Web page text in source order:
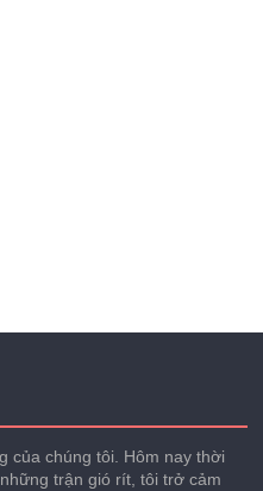
của chúng tôi. Hôm nay thời
trận gió rít, tôi trở cảm